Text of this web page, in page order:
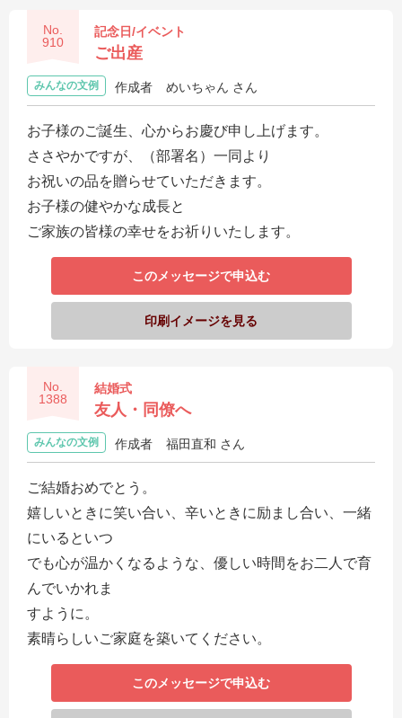
No.
910
記念日/イベント
ご出産
みんなの文例 作成者 めいちゃん さん
お子様のご誕生、心からお慶び申し上げます。
ささやかですが、（部署名）一同より
お祝いの品を贈らせていただきます。
お子様の健やかな成長と
ご家族の皆様の幸せをお祈りいたします。
このメッセージで申込む
印刷イメージを見る
No.
1388
結婚式
友人・同僚へ
みんなの文例 作成者 福田直和 さん
ご結婚おめでとう。
嬉しいときに笑い合い、辛いときに励まし合い、一緒
にいるといつ
でも心が温かくなるような、優しい時間をお二人で育
んでいかれま
すように。
素晴らしいご家庭を築いてください。
このメッセージで申込む